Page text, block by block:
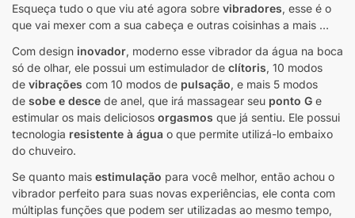
Esqueça tudo o que viu até agora sobre vibradores, esse é o
que vai mexer com a sua cabeça e outras coisinhas a mais …
Com design inovador, moderno esse vibrador da água na boca
só de olhar, ele possui um estimulador de clítoris, 10 modos
de vibrações com 10 modos de pulsação, e mais 5 modos
de sobe e desce de anel, que irá massagear seu ponto G e
estimular os mais deliciosos orgasmos que já sentiu. Ele possui
tecnologia resistente à água o que permite utilizá-lo embaixo
do chuveiro.
Se quanto mais estimulação para você melhor, então achou o
vibrador perfeito para suas novas experiências, ele conta com
múltiplas funções que podem ser utilizadas ao mesmo tempo,